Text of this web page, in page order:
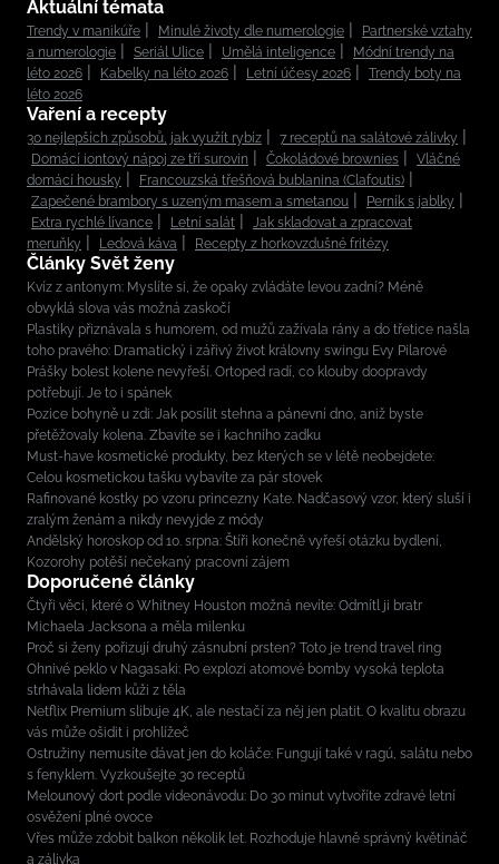
Aktuální témata
Trendy v manikúře Minulé životy dle numerologie
Partnerské vztahy
a numerologie
Seriál Ulice Umělá inteligence
Módní trendy na
léto 2026
Kabelky na léto 2026 Letní účesy 2026
Trendy boty na
léto 2026
Vaření a recepty
30 nejlepších způsobů, jak využít rybíz
7 receptů na salátové zálivky
Domácí iontový nápoj ze tří surovin
Čokoládové brownies
Vláčné
domácí housky
Francouzská třešňová bublanina (Clafoutis)
Zapečené brambory s uzeným masem a smetanou
Perník s jablky
Extra rychlé lívance
Letní salát
Jak skladovat a zpracovat
meruňky
Ledová káva Recepty z horkovzdušné fritézy
Články Svět ženy
Kvíz z antonym: Myslíte si, že opaky zvládáte levou zadní? Méně
obvyklá slova vás možná zaskočí
Plastiky přiznávala s humorem, od mužů zažívala rány a do třetice našla
toho pravého: Dramatický i zářivý život královny swingu Evy Pilarové
Prášky bolest kolene nevyřeší. Ortoped radí, co klouby doopravdy
potřebují. Je to i spánek
Pozice bohyně u zdi: Jak posílit stehna a pánevní dno, aniž byste
přetěžovaly kolena. Zbavíte se i kachního zadku
Must-have kosmetické produkty, bez kterých se v létě neobejdete:
Celou kosmetickou tašku vybavíte za pár stovek
Rafinované kostky po vzoru princezny Kate. Nadčasový vzor, který sluší i
zralým ženám a nikdy nevyjde z módy
Andělský horoskop od 10. srpna: Štíři konečně vyřeší otázku bydlení,
Kozorohy potěší nečekaný pracovní zájem
Doporučené články
Čtyři věci, které o Whitney Houston možná nevíte: Odmítl ji bratr
Michaela Jacksona a měla milenku
Proč si ženy pořizují druhý zásnubní prsten? Toto je trend travel ring
Ohnivé peklo v Nagasaki: Po explozi atomové bomby vysoká teplota
strhávala lidem kůži z těla
Netflix Premium slibuje 4K, ale nestačí za něj jen platit. O kvalitu obrazu
vás může ošidit i prohlížeč
Ostružiny nemusíte dávat jen do koláče: Fungují také v ragú, salátu nebo
s fenyklem. Vyzkoušejte 30 receptů
Melounový dort podle videonávodu: Do 30 minut vytvoříte zdravé letní
osvěžení plné ovoce
Vřes může zdobit balkon několik let. Rozhoduje hlavně správný květináč
a zálivka